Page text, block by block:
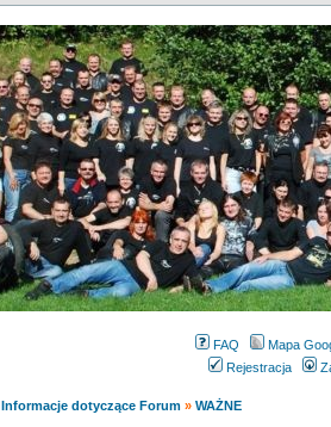
FAQ
Mapa
Rejestracja
Informacje dotyczące Forum » WAŻNE